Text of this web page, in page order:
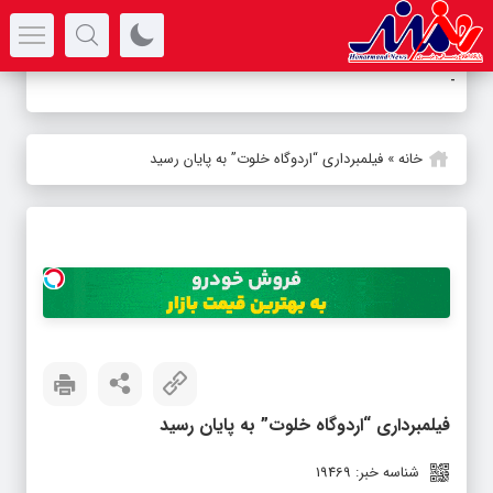
کارگر_
خانه» فیلمبرداری “اردوگاه خلوت” به پایان رسید
فیلمبرداری “اردوگاه خلوت” به پایان رسید
شناسه خبر: 19469